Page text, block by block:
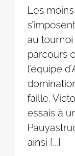
Les
au
parcours
l’équipe
faille.
essais à
ainsi [...]